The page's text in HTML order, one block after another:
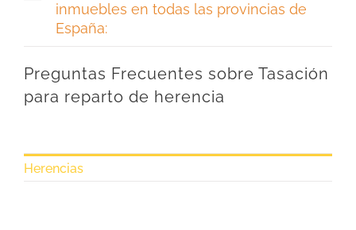
inmuebles en todas las provincias de
España:
Preguntas Frecuentes sobre Tasación
para reparto de herencia
Herencias